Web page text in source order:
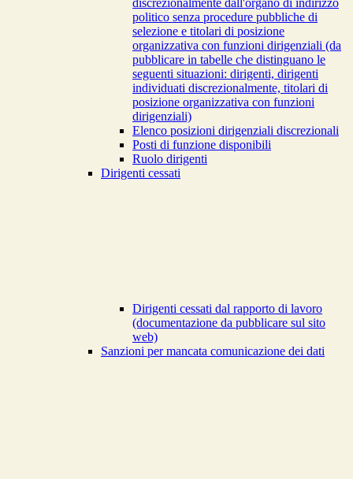
discrezionalmente dall'organo di indirizzo
politico senza procedure pubbliche di
selezione e titolari di posizione
organizzativa con funzioni dirigenziali (da
pubblicare in tabelle che distinguano le
seguenti situazioni: dirigenti, dirigenti
individuati discrezionalmente, titolari di
posizione organizzativa con funzioni
dirigenziali)
Elenco posizioni dirigenziali discrezionali
Posti di funzione disponibili
Ruolo dirigenti
Dirigenti cessati
Dirigenti cessati dal rapporto di lavoro
(documentazione da pubblicare sul sito
web)
Sanzioni per mancata comunicazione dei dati